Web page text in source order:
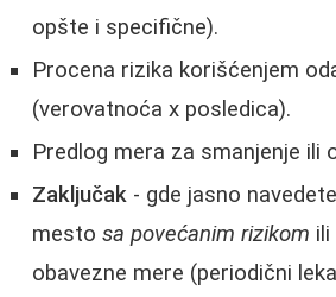
opšte i specifične).
Procena rizika korišćenjem
(verovatnoća x posledica).
Predlog mera za smanjenje ili
Zaključak - gde jasno
mesto sa povećanim rizikom ili
obavezne mere (periodični